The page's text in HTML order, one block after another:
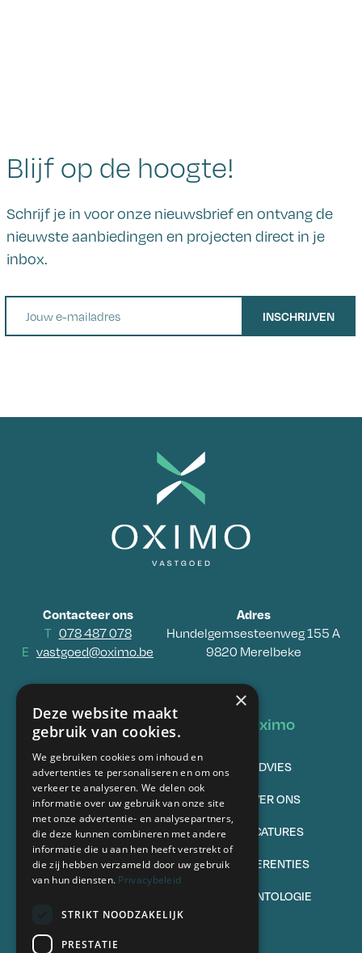
Blijf op de hoogte!
Schrijf je in voor onze nieuwsbrief en ontvang de
nieuwste aanbiedingen en projecten direct in je
inbox.
INSCHRIJVEN
Contacteer ons
T 078 487 078
E vastgoed@oximo.be
Adres
Hundelgemsesteenweg 155 A
9820 Merelbeke
Vastgoed
TE KOOP
VERKOPEN
TE HUUR
VERHUREN
Oximo
ADVIES
OVER ONS
VACATURES
REFERENTIES
DEONTOLOGIE
Volg ons
×
Deze website maakt
gebruik van cookies.
We gebruiken cookies om inhoud en
advertenties te personaliseren en om ons
verkeer te analyseren. We delen ook
informatie over uw gebruik van onze site
met onze advertentie- en analysepartners,
die deze kunnen combineren met andere
informatie die u aan hen heeft verstrekt of
die zij hebben verzameld door uw gebruik
van hun diensten. Privacybeleid
STRIKT NOODZAKELIJK
PRESTATIE